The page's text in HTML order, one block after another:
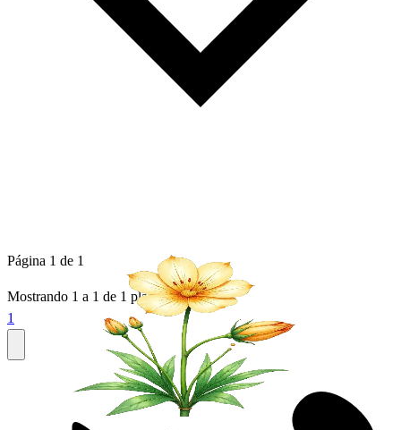
Página 1 de 1
Mostrando 1 a 1 de 1 plantas
1